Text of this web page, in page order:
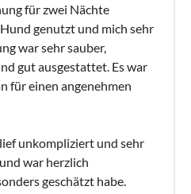
für zwei Nächte
genutzt und mich sehr
war sehr sauber,
gut ausgestattet. Es war
für einen angenehmen
unkompliziert und sehr
war herzlich
geschätzt habe.